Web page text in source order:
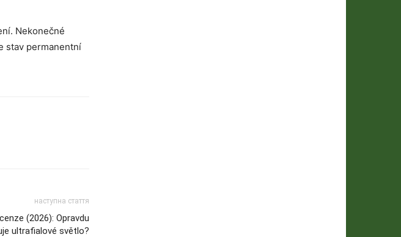
Nekonečné
stav permanentní
наступна стаття
(2026): Opravdu
ultrafialové světlo?